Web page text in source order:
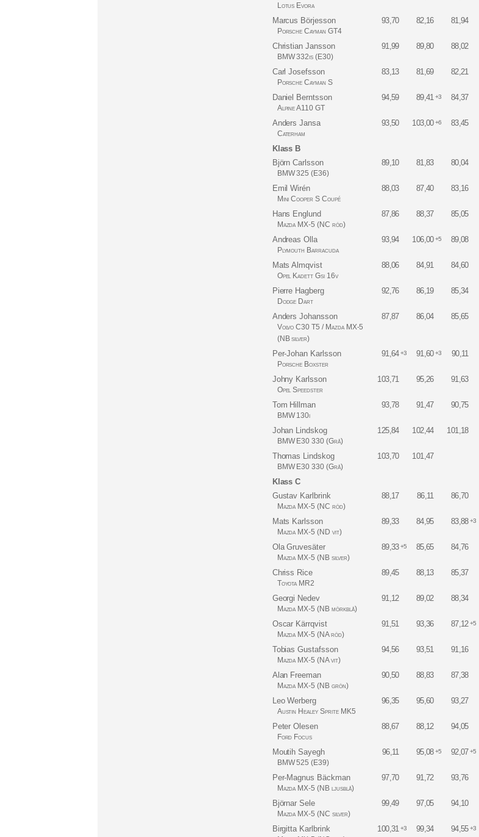
Lotus Evora
Marcus Börjesson
Porsche Cayman GT4
93,70 82,16 81,94
Christian Jansson
BMW 332is (E30)
91,99 89,80 88,02
Carl Josefsson
Porsche Cayman S
83,13 81,69 82,21
Daniel Berntsson
Alpine A110 GT
94,59 89,41 +3 84,37
Anders Jansa
Caterham
93,50 103,00 +6 83,45
Klass B
Björn Carlsson
BMW 325 (E36)
89,10 81,83 80,04
Emil Wirén
Mini Cooper S Coupé
88,03 87,40 83,16
Hans Englund
Mazda MX-5 (NC röd)
87,86 88,37 85,05
Andreas Olla
Plymouth Barracuda
93,94 106,00 +5 89,08
Mats Almqvist
Opel Kadett Gsi 16v
88,06 84,91 84,60
Pierre Hagberg
Dodge Dart
92,76 86,19 85,34
Anders Johansson
Volvo C30 T5 / Mazda MX-5
(NB silver)
87,87 86,04 85,65
Per-Johan Karlsson
Porsche Boxster
91,64 +3 91,60 +3 90,11
Johny Karlsson
Opel Speedster
103,71 95,26 91,63
Tom Hillman
BMW 130i
93,78 91,47 90,75
Johan Lindskog
BMW E30 330 (Grå)
125,84 102,44 101,18
Thomas Lindskog
BMW E30 330 (Grå)
103,70 101,47
Klass C
Gustav Karlbrink
Mazda MX-5 (NC röd)
88,17 86,11 86,70
Mats Karlsson
Mazda MX-5 (ND vit)
89,33 84,95 83,88 +3
Ola Gruvesäter
Mazda MX-5 (NB silver)
89,33 +5 85,65 84,76
Chriss Rice
Toyota MR2
89,45 88,13 85,37
Georgi Nedev
Mazda MX-5 (NB mörkblå)
91,12 89,02 88,34
Oscar Kärrqvist
Mazda MX-5 (NA röd)
91,51 93,36 87,12 +5
Tobias Gustafsson
Mazda MX-5 (NA vit)
94,56 93,51 91,16
Alan Freeman
Mazda MX-5 (NB grön)
90,50 88,83 87,38
Leo Werberg
Austin Healey Sprite MK5
96,35 95,60 93,27
Peter Olesen
Ford Focus
88,67 88,12 94,05
Moutih Sayegh
BMW 525 (E39)
96,11 95,08 +5 92,07 +5
Per-Magnus Bäckman
Mazda MX-5 (NB ljusblå)
97,70 91,72 93,76
Björnar Sele
Mazda MX-5 (NC silver)
99,49 97,05 94,10
Birgitta Karlbrink 100,31 +3 99,34 94,55 +3